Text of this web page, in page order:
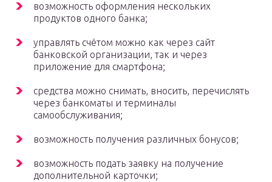
возможность оформления нескольких
продуктов одного банка;
управлять счётом можно как через сайт
банковской организации, так и через
приложение для смартфона;
средства можно снимать, вносить, перечислять
через банкоматы и терминалы
самообслуживания;
возможность получения различных бонусов;
возможность подать заявку на получение
дополнительной карточки;